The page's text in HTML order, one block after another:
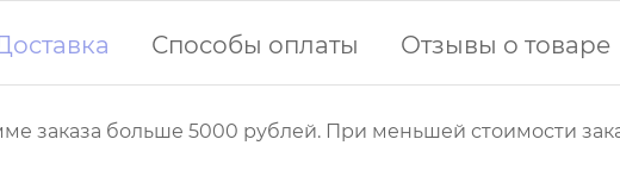
Способы оплаты Отзывы о товаре
заказа больше 5000 рублей. При меньшей стоимости